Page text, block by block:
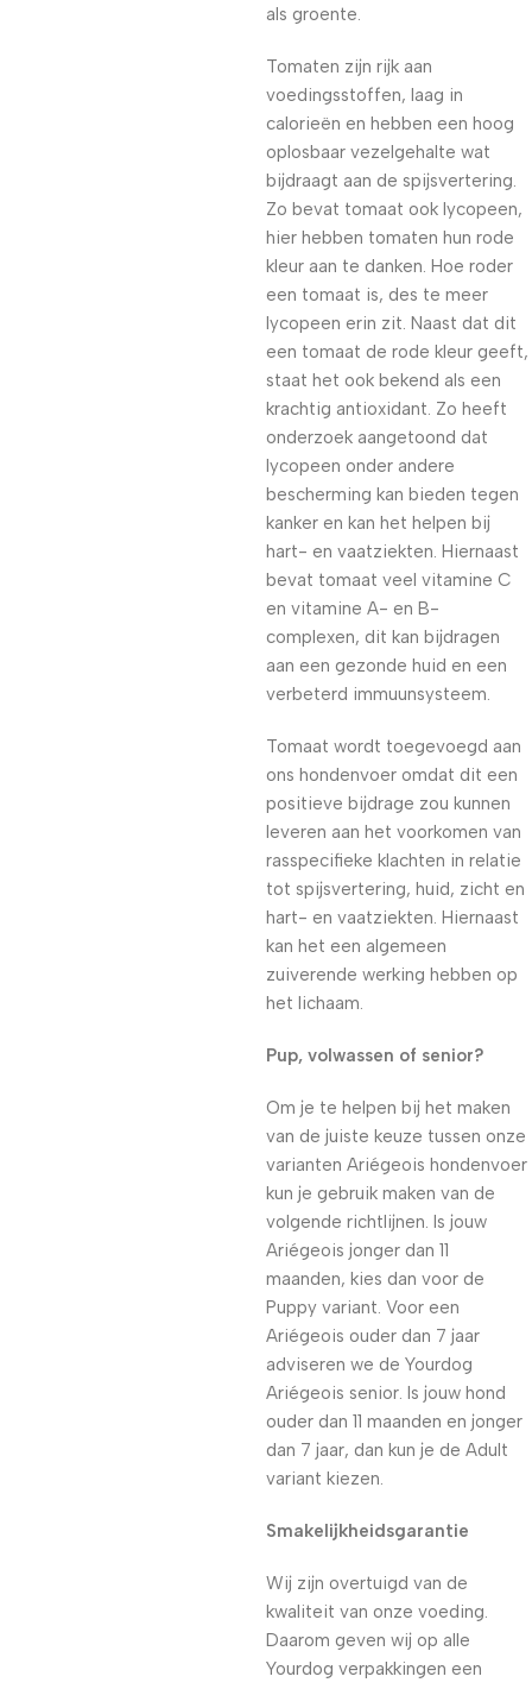
als groente.
Tomaten zijn rijk aan
voedingsstoffen, laag in
calorieën en hebben een hoog
oplosbaar vezelgehalte wat
bijdraagt aan de spijsvertering.
Zo bevat tomaat ook lycopeen,
hier hebben tomaten hun rode
kleur aan te danken. Hoe roder
een tomaat is, des te meer
lycopeen erin zit. Naast dat dit
een tomaat de rode kleur geeft,
staat het ook bekend als een
krachtig antioxidant. Zo heeft
onderzoek aangetoond dat
lycopeen onder andere
bescherming kan bieden tegen
kanker en kan het helpen bij
hart- en vaatziekten. Hiernaast
bevat tomaat veel vitamine C
en vitamine A- en B-
complexen, dit kan bijdragen
aan een gezonde huid en een
verbeterd immuunsysteem.
Tomaat wordt toegevoegd aan
ons hondenvoer omdat dit een
positieve bijdrage zou kunnen
leveren aan het voorkomen van
rasspecifieke klachten in relatie
tot spijsvertering, huid, zicht en
hart- en vaatziekten. Hiernaast
kan het een algemeen
zuiverende werking hebben op
het lichaam.
Pup, volwassen of senior?
Om je te helpen bij het maken
van de juiste keuze tussen onze
varianten Ariégeois hondenvoer
kun je gebruik maken van de
volgende richtlijnen. Is jouw
Ariégeois jonger dan 11
maanden, kies dan voor de
Puppy variant. Voor een
Ariégeois ouder dan 7 jaar
adviseren we de Yourdog
Ariégeois senior. Is jouw hond
ouder dan 11 maanden en jonger
dan 7 jaar, dan kun je de Adult
variant kiezen.
Smakelijkheidsgarantie
Wij zijn overtuigd van de
kwaliteit van onze voeding.
Daarom geven wij op alle
Yourdog verpakkingen een